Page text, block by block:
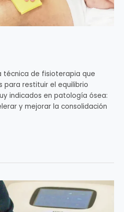
técnica de fisioterapia que
para restituir el equilibrio
indicados en patología ósea:
y mejorar la consolidación